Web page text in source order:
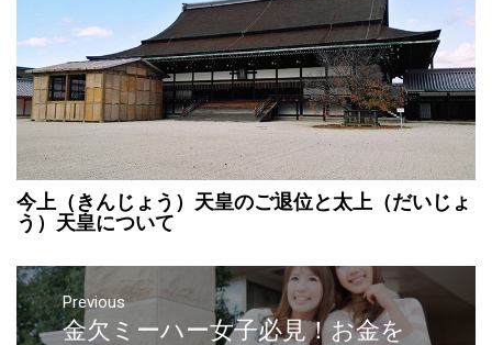
今上（きんじょう）天皇のご退位と太上（だいじょ
う）天皇について
Previous
金欠ミーハー女子必見！お金を